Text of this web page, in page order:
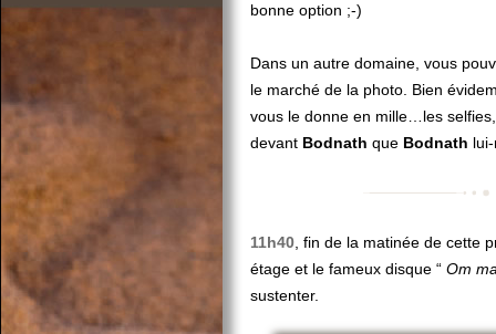
bonne option ;-)
Dans un autre domaine, vous
le marché de la photo. Bien
vous le donne en mille…les
devant Bodnath que Bodnath
11h40 , fin de la matinée de cette
étage et le fameux disque “ Om
sustenter.